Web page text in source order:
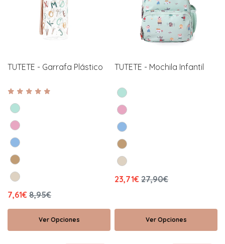
TUTETE - Garrafa Plástico
7,61€ 8,95€
Ver Opciones
TUTETE - Mochila Infantil
23,71€ 27,90€
Ver Opciones